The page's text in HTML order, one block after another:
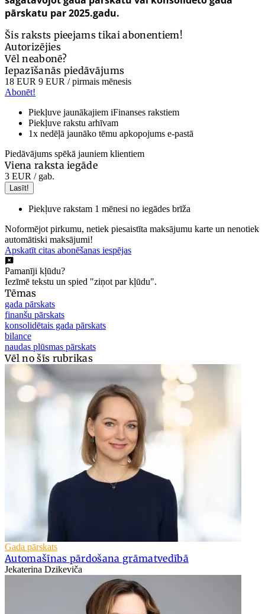
pārskatu par 2025.gadu.
Šis raksts pieejams tikai abonentiem!
Autorizējies
Vēl neabonē?
Iepazīšanās piedāvājums
18 EUR 9 EUR / pirmais mēnesis
Abonēt!
Piekļuve jaunākajiem iFinanses rakstiem
Piekļuve rakstu arhīvam
1x nedēļā jaunāko tēmu apkopojums e-pastā
Piedāvājums spēkā jauniem klientiem
Viena raksta iegāde
3 EUR / gab.
Lasīt!
Piekļuve rakstam 1 mēnesi no iegādes brīža
Noformējot pirkumu, netiek piesaistīta maksājumu karte un nenotiek
automātiski maksājumi!
Apskatīt citas abonēšanas iespējas
Pamanīji kļūdu?
Iezīmē tekstu un spied "ziņot par kļūdu".
Tēmas
gada pārskats
finanšu pārskats
konsolidētais gada pārskats
bilance
naudas plūsmas pārskats
Vēl no šīs rubrikas
Gada pārskats
Automašīnas pārdošana grāmatvedībā
Jekaterina Dzikeviča